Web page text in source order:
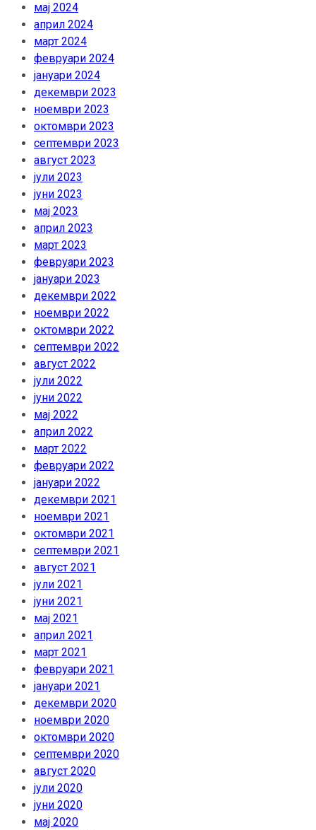
мај 2024
април 2024
март 2024
февруари 2024
јануари 2024
декември 2023
ноември 2023
октомври 2023
септември 2023
август 2023
јули 2023
јуни 2023
мај 2023
април 2023
март 2023
февруари 2023
јануари 2023
декември 2022
ноември 2022
октомври 2022
септември 2022
август 2022
јули 2022
јуни 2022
мај 2022
април 2022
март 2022
февруари 2022
јануари 2022
декември 2021
ноември 2021
октомври 2021
септември 2021
август 2021
јули 2021
јуни 2021
мај 2021
април 2021
март 2021
февруари 2021
јануари 2021
декември 2020
ноември 2020
октомври 2020
септември 2020
август 2020
јули 2020
јуни 2020
мај 2020